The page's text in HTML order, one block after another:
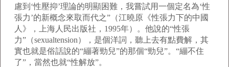
慮到‘性壓抑’理論的明顯困難，我嘗試用一個定名為‘性
張力’的新概念來取而代之”（江曉原《性張力下的中國
人》，上海人民出版社，1995年）。他說的“性張
力”（sexualtension），是個洋詞，聽上去有點費解，其
實也就是俗話說的“繃著勁兒”的那個“勁兒”。“繃不住
了”，當然也就“性解放”。